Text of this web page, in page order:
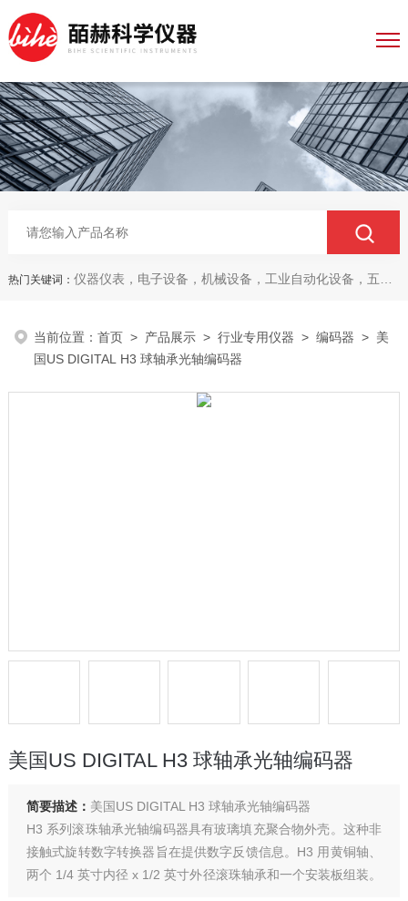
热门关键词： 仪器仪表，电子设备，机械设备，工业自动化设备，五金产品，电线电缆，金属材料，电子
当前位置：首页 > 产品展示 >行业专用仪器 >编码器 > 美
国US DIGITAL H3 球轴承光轴编码器
美国US DIGITAL H3 球轴承光轴编码器
简要描述： 美国US DIGITAL H3 球轴承光轴编码器
H3 系列滚珠轴承光轴编码器具有玻璃填充聚合物外壳。这种非
接触式旋转数字转换器旨在提供数字反馈信息。H3 用黄铜轴、
两个 1/4 英寸内径 x 1/2 英寸外径滚珠轴承和一个安装板组装。